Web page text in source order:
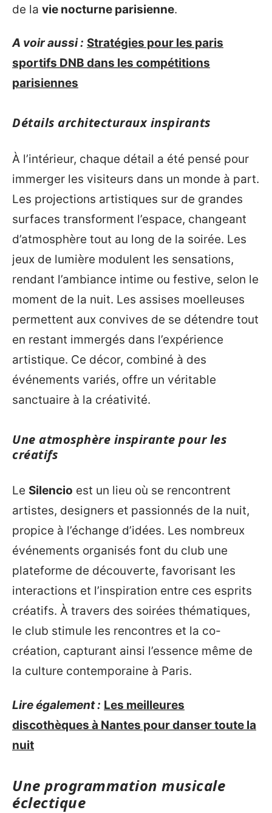
de la vie nocturne parisienne.
A voir aussi : Stratégies pour les paris
sportifs DNB dans les compétitions
parisiennes
Détails architecturaux inspirants
À l’intérieur, chaque détail a été pensé pour
immerger les visiteurs dans un monde à part.
Les projections artistiques sur de grandes
surfaces transforment l’espace, changeant
d’atmosphère tout au long de la soirée. Les
jeux de lumière modulent les sensations,
rendant l’ambiance intime ou festive, selon le
moment de la nuit. Les assises moelleuses
permettent aux convives de se détendre tout
en restant immergés dans l’expérience
artistique. Ce décor, combiné à des
événements variés, offre un véritable
sanctuaire à la créativité.
Une atmosphère inspirante pour les
créatifs
Le Silencio est un lieu où se rencontrent
artistes, designers et passionnés de la nuit,
propice à l’échange d’idées. Les nombreux
événements organisés font du club une
plateforme de découverte, favorisant les
interactions et l’inspiration entre ces esprits
créatifs. À travers des soirées thématiques,
le club stimule les rencontres et la co-
création, capturant ainsi l’essence même de
la culture contemporaine à Paris.
Lire également : Les meilleures
discothèques à Nantes pour danser toute la
nuit
Une programmation musicale
éclectique